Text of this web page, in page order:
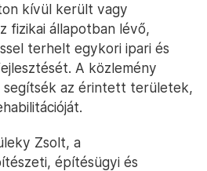
kívül került vagy
fizikai állapotban lévő,
terhelt egykori ipari és
A közlemény
segítsék az érintett területek,
Zsolt, a
építésügyi és